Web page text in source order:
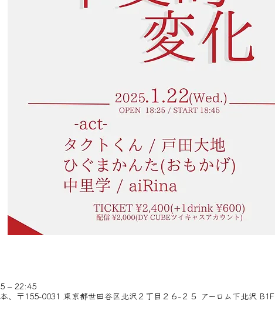
– 22:45
、〒155-0031 東京都世田谷区北沢２丁目２６−２５ アーロム下北沢 B1F